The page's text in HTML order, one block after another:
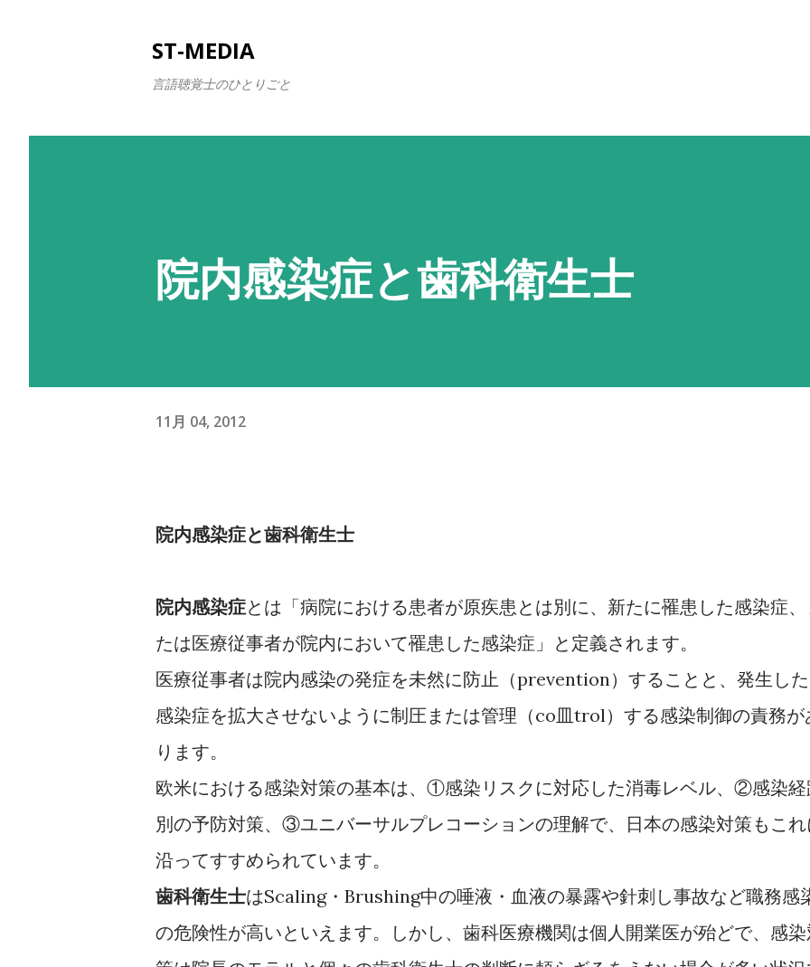
ST-MEDIA
言語聴覚士のひとりごと
院内感染症と歯科衛生士
11月 04, 2012
院内感染症と歯科衛生士
院内感染症とは「病院における患者が原疾患とは別に、新たに罹患した感染症、
たは医療従事者が院内において罹患した感染症」と定義されます。
医療従事者は院内感染の発症を未然に防止（prevention）することと、発生した
感染症を拡大させないように制圧または管理（co 皿 trol）する感染制御の責務が
ります。
欧米における感染対策の基本は、①感染リスクに対応した消毒レベル、②感染経
別の予防対策、③ユニバーサルプレコーションの理解で、日本の感染対策もこれ
沿ってすすめられています。
歯科衛生士はScaling・ Brushing中の唾液・血液の暴露や針刺し事故など職務感
の危険性が高いといえます。しかし、歯科医療機関は個人開業医が殆どで、感染